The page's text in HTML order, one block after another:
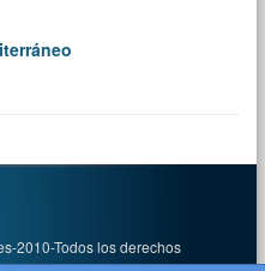
2010-Todos los derechos